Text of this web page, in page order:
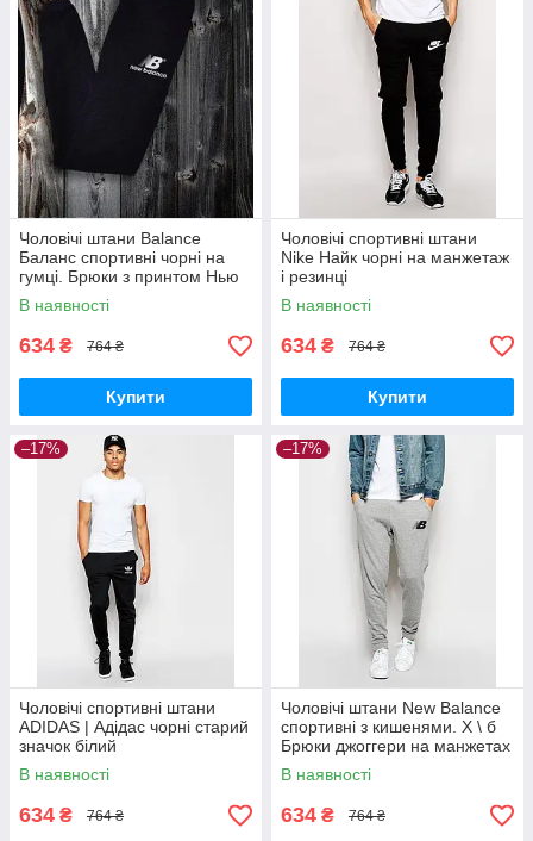
Чоловічі штани Balance
Баланс спортивні чорні на
гумці. Брюки з принтом Нью
Беланс трикотажні з
кишенями
В наявності
634 ₴ 764 ₴
Купити
Чоловічі спортивні штани
Nike Найк чорні на манжетаж
і резинці
В наявності
634 ₴ 764 ₴
Купити
–17%
Чоловічі спортивні штани
ADIDAS | Адідас чорні старий
значок білий
В наявності
634 ₴ 764 ₴
–17%
Чоловічі штани New Balance
спортивні з кишенями. Х \ б
Брюки джоггери на манжетах
Нью Беланс сірі трикотажні
В наявності
634 ₴ 764 ₴